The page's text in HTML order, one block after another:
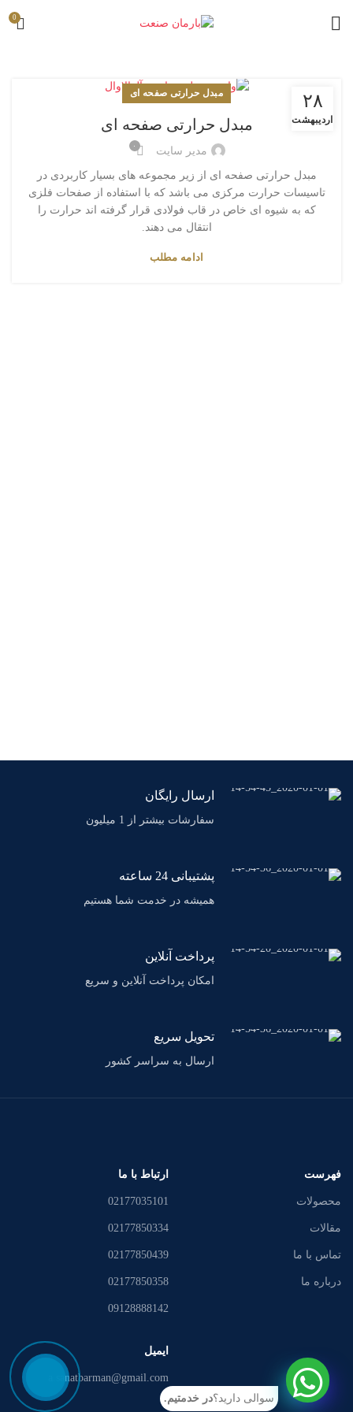
0
۲۸
اردیبهشت
مبدل حرارتی صفحه ای
مبدل حرارتی صفحه ای
مدیر سایت ۰
مبدل حرارتی صفحه ای از زیر مجموعه های بسیار کاربردی در
تاسیسات حرارت مرکزی می باشد که با استفاده از صفحات فلزی
که به شیوه ای خاص در قاب فولادی قرار گرفته اند حرارت را
انتقال می دهند.
ادامه مطلب
ارسال رایگان
سفارشات بیشتر از 1 میلیون
پشتیبانی 24 ساعته
همیشه در خدمت شما هستیم
پرداخت آنلاین
امکان پرداخت آنلاین و سریع
تحویل سریع
ارسال به سراسر کشور
فهرست
محصولات
مقالات
تماس با ما
درباره ما
ارتباط با ما
02177035101
02177850334
02177850439
02177850358
09128888142
ایمیل
a.sanatbarman@gmail.com
سوالی دارید؟در خدمتیم.